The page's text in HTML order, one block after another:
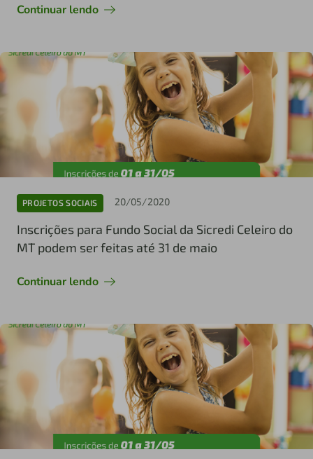
Continuar lendo
PROJETOS SOCIAIS 20/05/2020
Inscrições para Fundo Social da Sicredi Celeiro do
MT podem ser feitas até 31 de maio
Continuar lendo